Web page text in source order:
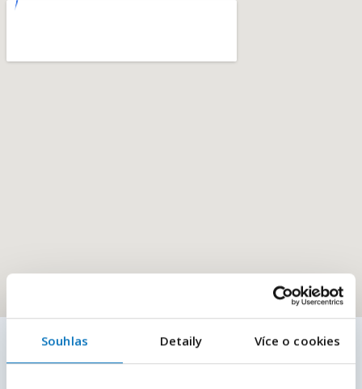
Souhlas Detaily Více o cookies
Podobné pracovní nabídky
E-mailová adresa